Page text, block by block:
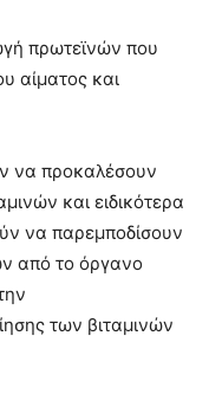
πρωτεϊνών που
αίματος και
να προκαλέσουν
και ειδικότερα
να παρεμποδίσουν
από το όργανο
των βιταμινών